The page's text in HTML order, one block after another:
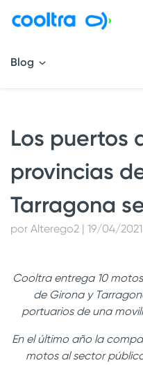
Blog
Los puertos
provincias
Tarragona
por Alterego2 | 19/04/
Cooltra entrega 10
de Girona y
portuarios de una
En el último año la
motos al sector